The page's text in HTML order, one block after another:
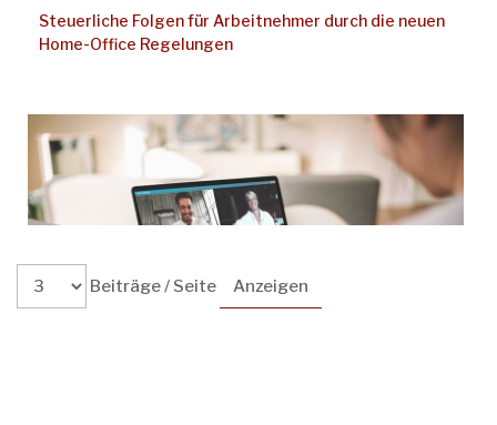
Steuerliche Folgen für Arbeitnehmer durch die neuen
Home-Office Regelungen
Beiträge / Seite